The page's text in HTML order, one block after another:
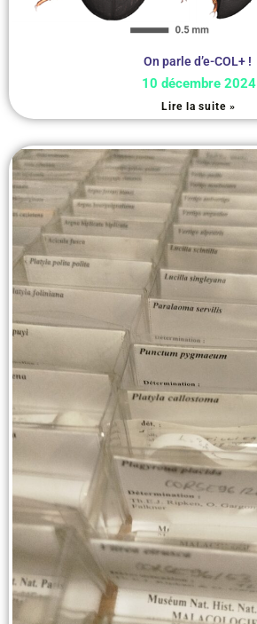
On parle d’e-COL+ !
10 décembre 2024
Lire la suite »